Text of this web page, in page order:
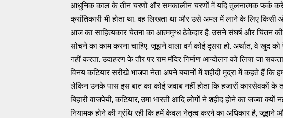
आधुनिक काल के तीन चरणों और समकालीन चरणों में यदि तुलनात्मक फर्क
क्रांतिकारी भी होता था. वह लिखता था और उसे अमल में लाने के लिए
आज का साहित्यकार चेतना का आत्ममुग्ध ठेकेदार है. उसने संघर्ष और चिंतन
सोचने का काम करना चाहिए. जूझने वाला वर्ग कोई दूसरा हो. अर्थात, वे खुद
नहीं करता. उदाहरण के तौर पर राम मंदिर निर्माण आन्दोलन को लिया जा
विनय कटियार सरीखे भाजपा नेता अपने बयानों में शहीदी मुद्रा में कहते हैं कि
लेकिन उनके पास इस बात का कोई जवाब नहीं होता कि हजारों कारसेवकों
बिहारी वाजपेयी, कटियार, उमा भारती आदि लोगों ने शहीद होने का जज्बा
नियामक होने की ग्रंथि रही कि हमें केवल नेतृत्व करने का अधिकार है, जूझने